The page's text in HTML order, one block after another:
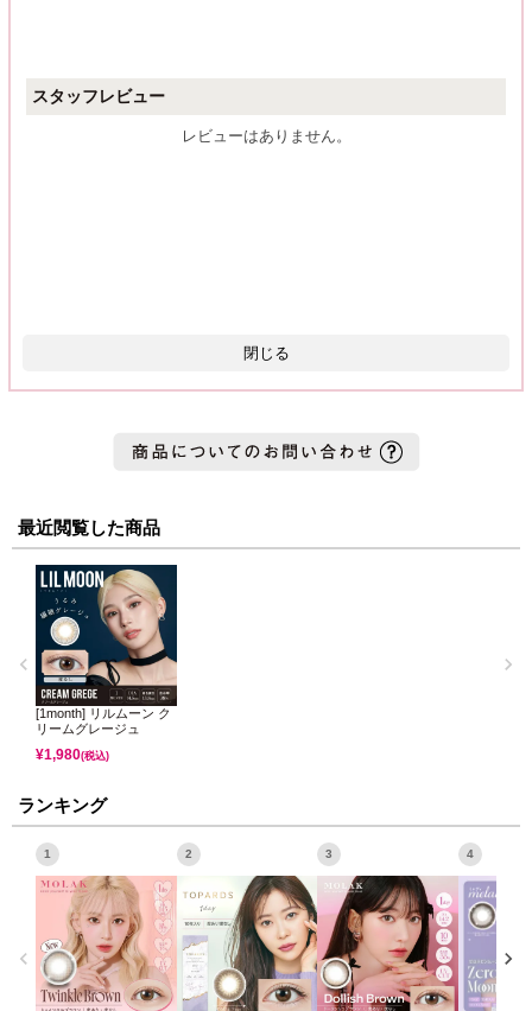
スタッフレビュー
レビューはありません。
閉じる
最近閲覧した商品
[1month] リルムーン ク
リームグレージュ
¥1,980(税込)
ランキング
1 2 3 4